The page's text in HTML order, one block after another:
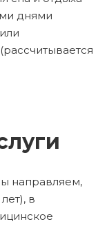
днями
направляем,
в